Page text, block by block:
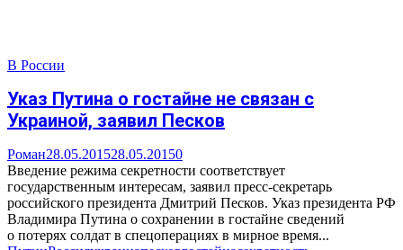
В России
Указ Путина о гостайне не связан с
Украиной, заявил Песков
Роман28.05.201528.05.20150
Введение режима секретности соответствует
государственным интересам, заявил пресс-секретарь
российского президента Дмитрий Песков. Указ президента РФ
Владимира Путина о сохранении в гостайне сведений
о потерях солдат в спецоперациях в мирное время...